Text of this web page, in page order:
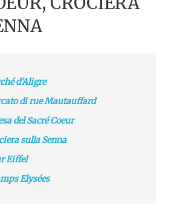
d'Aligre
di rue Mautauffard
del Sacré Coeur
sulla Senna
Eiffel
Elysées